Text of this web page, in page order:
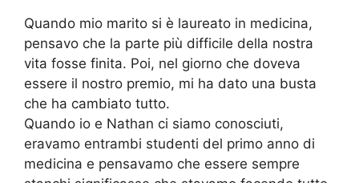
Quando mio marito si è laureato in medicina,
pensavo che la parte più difficile della nostra
vita fosse finita. Poi, nel giorno che doveva
essere il nostro premio, mi ha dato una busta
che ha cambiato tutto.
Quando io e Nathan ci siamo conosciuti,
eravamo entrambi studenti del primo anno di
medicina e pensavamo che essere sempre